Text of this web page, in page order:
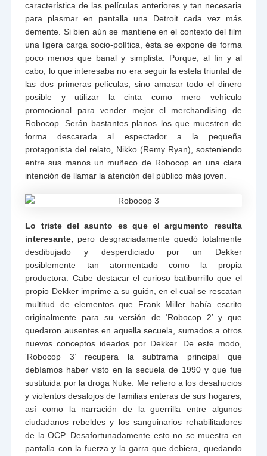
característica de las películas anteriores y tan necesaria
para plasmar en pantalla una Detroit cada vez más
demente. Si bien aún se mantiene en el contexto del film
una ligera carga socio-política, ésta se expone de forma
poco menos que banal y simplista. Porque, al fin y al
cabo, lo que interesaba no era seguir la estela triunfal de
las dos primeras películas, sino amasar todo el dinero
posible y utilizar la cinta como mero vehículo
promocional para vender mejor el merchandising de
Robocop. Serán bastantes planos los que muestren de
forma descarada al espectador a la pequeña
protagonista del relato, Nikko (Remy Ryan), sosteniendo
entre sus manos un muñeco de Robocop en una clara
intención de llamar la atención del público más joven.
Lo triste del asunto es que el argumento resulta
interesante, pero desgraciadamente quedó totalmente
desdibujado y desperdiciado por un Dekker
posiblemente tan atormentado como la propia
productora. Cabe destacar el curioso batiburrillo que el
propio Dekker imprime a su guión, en el cual se rescatan
multitud de elementos que Frank Miller había escrito
originalmente para su versión de ‘Robocop 2’ y que
quedaron ausentes en aquella secuela, sumados a otros
nuevos conceptos ideados por Dekker. De este modo,
‘Robocop 3’ recupera la subtrama principal que
debíamos haber visto en la secuela de 1990 y que fue
sustituida por la droga Nuke. Me refiero a los desahucios
y violentos desalojos de familias enteras de sus hogares,
así como la narración de la guerrilla entre algunos
ciudadanos rebeldes y los sanguinarios rehabilitadores
de la OCP. Desafortunadamente esto no se muestra en
pantalla con la fuerza y la garra que debiera, quedando